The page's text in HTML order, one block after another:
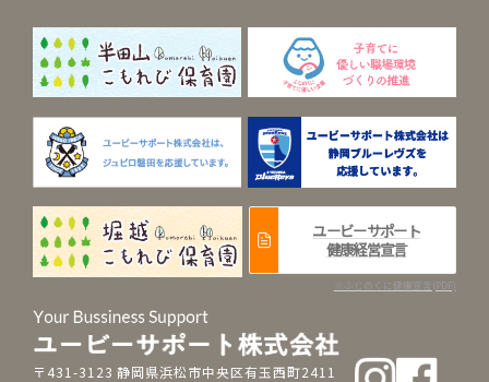
ユービーサポート
健康経営宣言
※ふじのくに健康宣言(PDF)
〒431-3123 静岡県浜松市中央区有玉西町2411